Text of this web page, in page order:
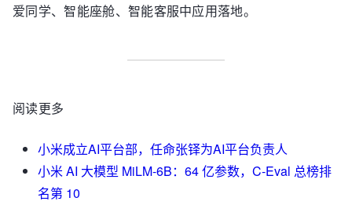
爱同学、智能座舱、智能客服中应用落地。
阅读更多
小米成立AI平台部，任命张铎为AI平台负责人
小米 AI 大模型 MiLM-6B：64 亿参数，C-Eval 总榜排
名第 10